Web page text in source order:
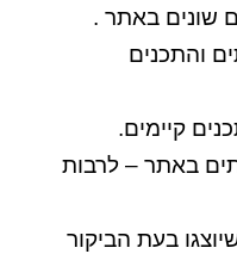
שונים באתר .
והתכנים
קיימים.
באתר – לרבות
בעת הביקור